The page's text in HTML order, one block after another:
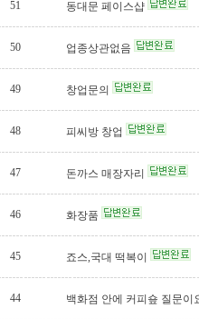
51 동대문 페이스샵
50 업종상관없음
49 창업문의
48 피씨방 창업
47 돈까스 매장자리
46 화장품
45 죠스,국대 떡복이
44 백화점 안에 커피숖 질문이